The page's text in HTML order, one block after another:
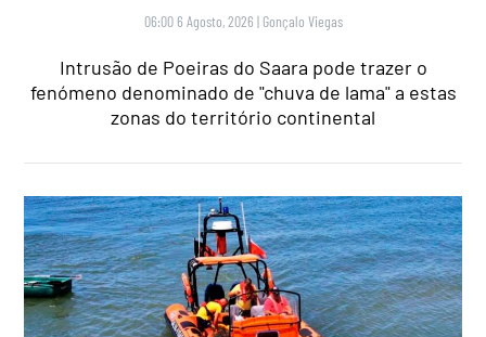
06:00 6 Agosto, 2026 | Gonçalo Viegas
Intrusão de Poeiras do Saara pode trazer o
fenómeno denominado de "chuva de lama" a estas
zonas do território continental